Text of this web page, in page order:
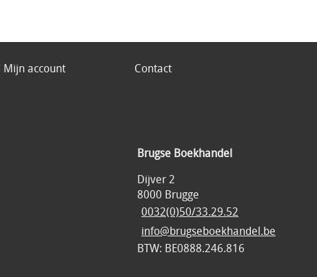
Mijn account Contact
Brugse Boekhandel
Dijver 2
8000 Brugge
0032(0)50/33.29.52
info@brugseboekhandel.be
BTW: BE0888.246.816